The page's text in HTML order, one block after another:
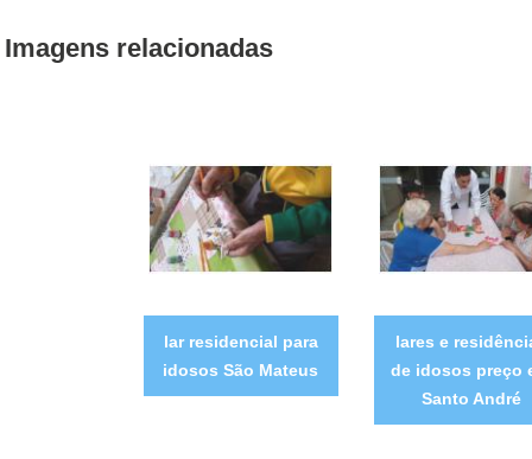
Imagens relacionadas
lar residencial para
idosos São Mateus
lares e
de idosos preço
Santo André